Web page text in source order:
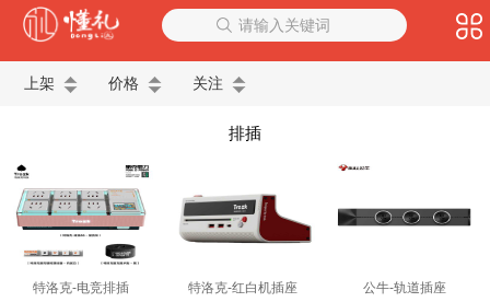
请输入关键词
上架 价格 关注
排插
特洛克-电竞排插 特洛克-红白机插座 公牛-轨道插座